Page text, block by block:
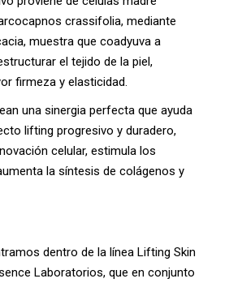
crassifolia, mediante
muestra que coadyuva a
el tejido de la piel,
firmeza y elasticidad.
una sinergia perfecta que ayuda
lifting progresivo y duradero,
celular, estimula los
la síntesis de colágenos y
dentro de la línea Lifting Skin
Laboratorios, que en conjunto